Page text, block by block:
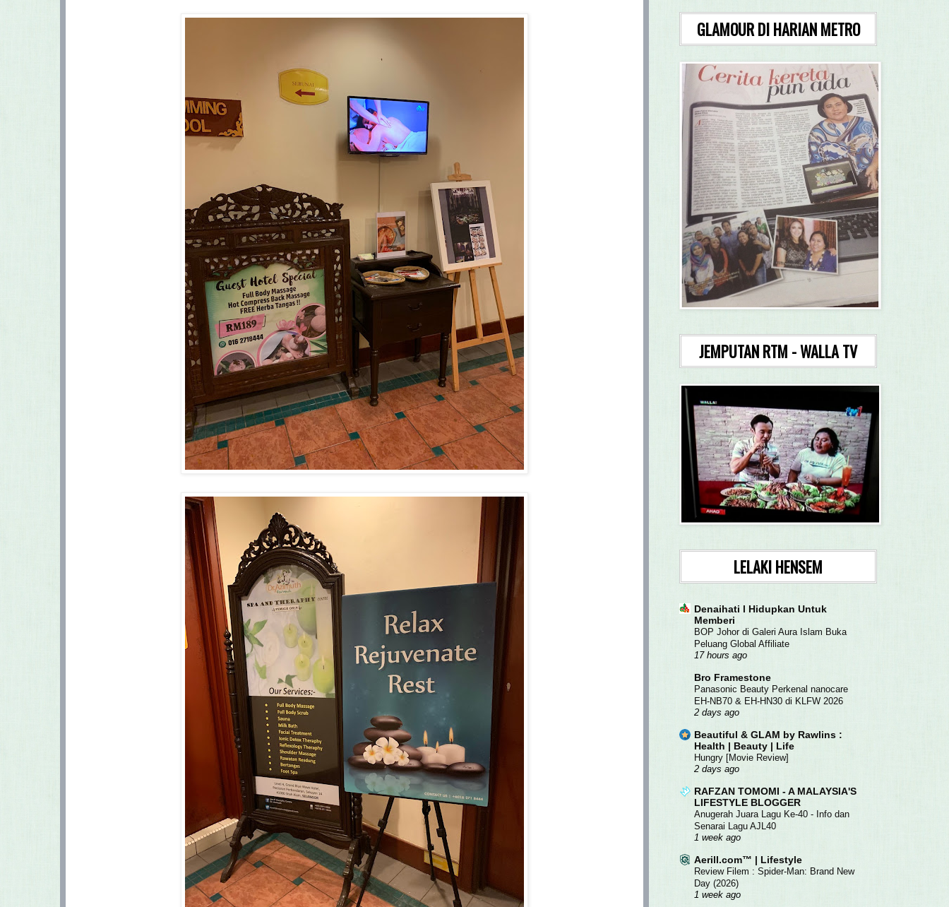
GLAMOUR DI HARIAN METRO
JEMPUTAN RTM - WALLA TV
LELAKI HENSEM
Denaihati l Hidupkan Untuk
Memberi
BOP Johor di Galeri Aura Islam Buka
Peluang Global Affiliate
17 hours ago
Bro Framestone
Panasonic Beauty Perkenal nanocare
EH-NB70 & EH-HN30 di KLFW 2026
2 days ago
Beautiful & GLAM by Rawlins :
Health | Beauty | Life
Hungry [Movie Review]
2 days ago
RAFZAN TOMOMI - A MALAYSIA'S
LIFESTYLE BLOGGER
Anugerah Juara Lagu Ke-40 - Info dan
Senarai Lagu AJL40
1 week ago
Aerill.com™ | Lifestyle
Review Filem : Spider-Man: Brand New
Day (2026)
1 week ago